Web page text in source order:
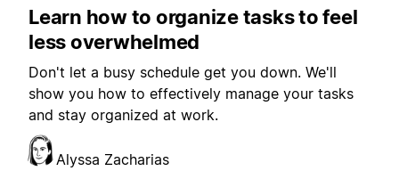
Learn how to organize tasks to feel
less overwhelmed
Don't let a busy schedule get you down. We'll
show you how to effectively manage your tasks
and stay organized at work.
Alyssa Zacharias